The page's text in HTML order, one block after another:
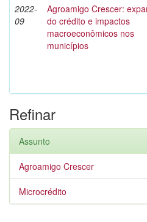
2022-
09
Agroamigo Crescer:
do crédito e impactos
macroeconômicos nos
municípios
Refinar
Assunto
Agroamigo Crescer
Microcrédito